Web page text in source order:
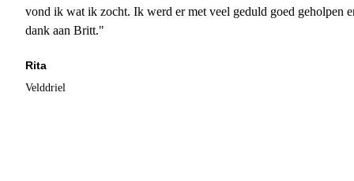
vond ik wat ik zocht. Ik werd er met veel geduld goed geholpen
dank aan Britt."
Rita
Velddriel